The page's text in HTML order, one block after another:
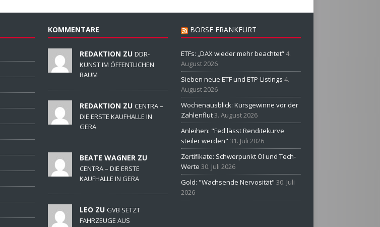
KOMMENTARE
REDAKTION ZU DDR-
KUNST IM ÖFFENTLICHEN
RAUM
REDAKTION ZU CENTRA –
DIE ERSTE KAUFHALLE IN
GERA
BEATE WAGNER ZU
CENTRA – DIE ERSTE
KAUFHALLE IN GERA
LEO ZU GVB SETZT
FAHRZEUGE AUS
BÖRSE FRANKFURT
ETFs: „DAX wieder mehr beachtet“4.
August 2026
Sieben neue ETF und ETP-Listings 4.
August 2026
Wochenausblick: Kursgewinne vor der
Zahlenflut3. August 2026
Anleihen: "Fed lässt Renditekurve
steiler werden" 31. Juli 2026
Zertifikate: Schwerpunkt Öl und Tech-
Werte 30. Juli 2026
Gold: "Wachsende Nervosität" 30. Juli
2026